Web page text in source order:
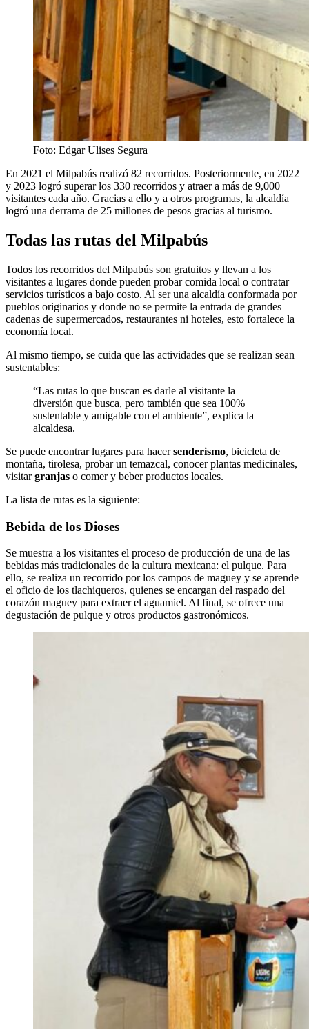
Foto: Edgar Ulises Segura
En 2021 el Milpabús realizó 82 recorridos. Posteriormente, en 2022
y 2023 logró superar los 330 recorridos y atraer a más de 9,000
visitantes cada año. Gracias a ello y a otros programas, la alcaldía
logró una derrama de 25 millones de pesos gracias al turismo.
Todas las rutas del Milpabús
Todos los recorridos del Milpabús son gratuitos y llevan a los
visitantes a lugares donde pueden probar comida local o contratar
servicios turísticos a bajo costo. Al ser una alcaldía conformada por
pueblos originarios y donde no se permite la entrada de grandes
cadenas de supermercados, restaurantes ni hoteles, esto fortalece la
economía local.
Al mismo tiempo, se cuida que las actividades que se realizan sean
sustentables:
“Las rutas lo que buscan es darle al visitante la
diversión que busca, pero también que sea 100%
sustentable y amigable con el ambiente”, explica la
alcaldesa.
Se puede encontrar lugares para hacersenderismo, bicicleta de
montaña, tirolesa, probar un temazcal, conocer plantas medicinales,
visitargranjas o comer y beber productos locales.
La lista de rutas es la siguiente:
Bebida de los Dioses
Se muestra a los visitantes el proceso de producción de una de las
bebidas más tradicionales de la cultura mexicana: el pulque. Para
ello, se realiza un recorrido por los campos de maguey y se aprende
el oficio de los tlachiqueros, quienes se encargan del raspado del
corazón maguey para extraer el aguamiel. Al final, se ofrece una
degustación de pulque y otros productos gastronómicos.